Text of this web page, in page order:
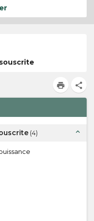
print share
(4) expand_less